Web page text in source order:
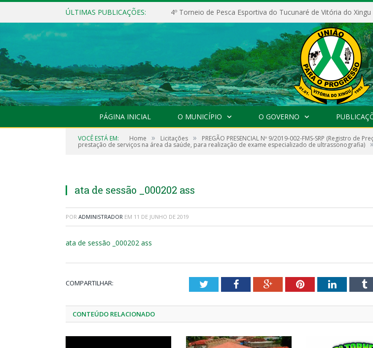
ÚLTIMAS PUBLICAÇÕES: 4º Torneio de Pesca Esportiva do Tucunaré de Vitória do Xingu
PÁGINA INICIAL O MUNICÍPIO O GOVERNO
VOCÊ ESTÁ EM: Home » Licitações » PREGÃO PRESENCIAL Nº 9/2019-002-FMS-SRP (Registro
prestação de serviços na área da saúde, para realização de exame especializado de ultrassonografia)
ata de sessão _000202 ass
POR ADMINISTRADOR EM 11 DE JUNHO DE 2019
ata de sessão _000202 ass
COMPARTILHAR: TwitterFacebookGoogle+PinterestLinkedIn
CONTEÚDO RELACIONADO